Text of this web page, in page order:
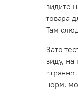
видите
товара
Там
Зато
виду, на
норм,